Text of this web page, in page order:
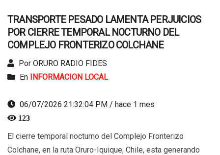
TRANSPORTE PESADO LAMENTA PERJUICIOS
POR CIERRE TEMPORAL NOCTURNO DEL
COMPLEJO FRONTERIZO COLCHANE
Por ORURO RADIO FIDES
En INFORMACION LOCAL
06/07/2026 21:32:04 PM / hace 1 mes
123
El cierre temporal nocturno del Complejo Fronterizo
Colchane, en la ruta Oruro-Iquique, Chile, esta generando